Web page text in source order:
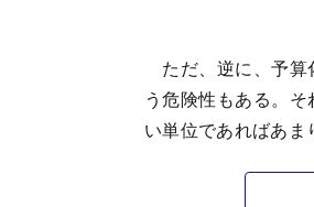
ただ、逆に、予算
う危険性もある。
い単位であればあま